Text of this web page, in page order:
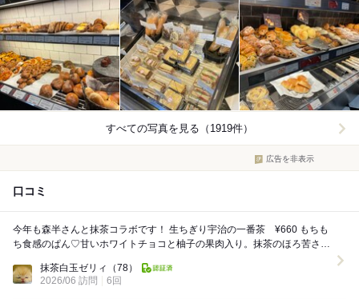
すべての写真を見る（1919件）
広告を非表示
口コミ
今年も森半さんと抹茶コラボです！ 生ちぎり宇治の一番茶 ¥660 もちも
ち食感のぱん♡甘いホワイトチョコと柚子の果肉入り。抹茶のほろ苦さと
抹茶白玉ゼリィ
（78）
2026/06 訪問
6回